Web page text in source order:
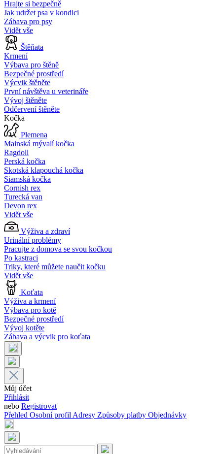
Hrajte si bezpečně
Jak udržet psa v kondici
Zábava pro psy
Vidět vše
Štěňata
Krmení
Výbava pro štěně
Bezpečné prostředí
Výcvik štěněte
První návštěva u veterináře
Vývoj štěněte
Odčervení štěněte
Kočka
Plemena
Mainská mývalí kočka
Ragdoll
Perská kočka
Skotská klapouchá kočka
Siamská kočka
Cornish rex
Turecká van
Devon rex
Vidět vše
Výživa a zdraví
Urinální problémy
Pracujte z domova se svou kočkou
Po kastraci
Triky, které můžete naučit kočku
Vidět vše
Koťata
Výživa a krmení
Výbava pro kotě
Bezpečné prostředí
Vývoj kotěte
Zábava a výcvik pro koťata
Můj účet
Přihlásit
nebo Registrovat
Přehled Osobní profilAdresy Způsoby platby Objednávky